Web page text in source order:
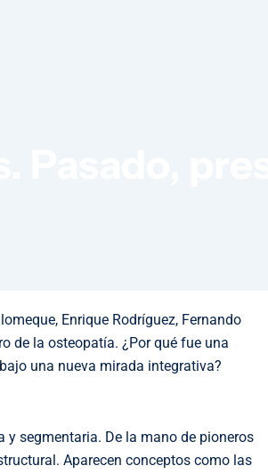
Enrique Rodríguez, Fernando
de la osteopatía. ¿Por qué fue una
una nueva mirada integrativa?
segmentaria. De la mano de pioneros
Aparecen conceptos como las